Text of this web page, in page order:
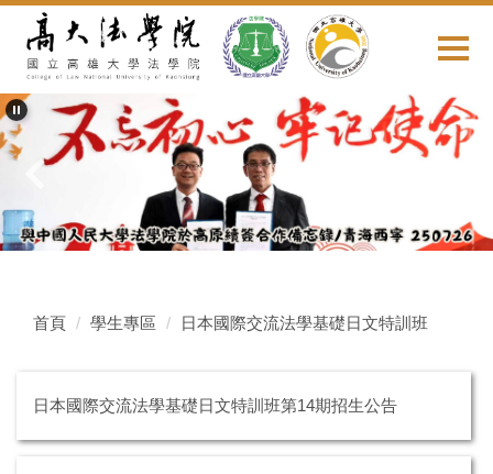
要
內
容
區
首頁 學生專區 日本國際交流法學基礎日文特訓班
日本國際交流法學基礎日文特訓班第14期招生公告